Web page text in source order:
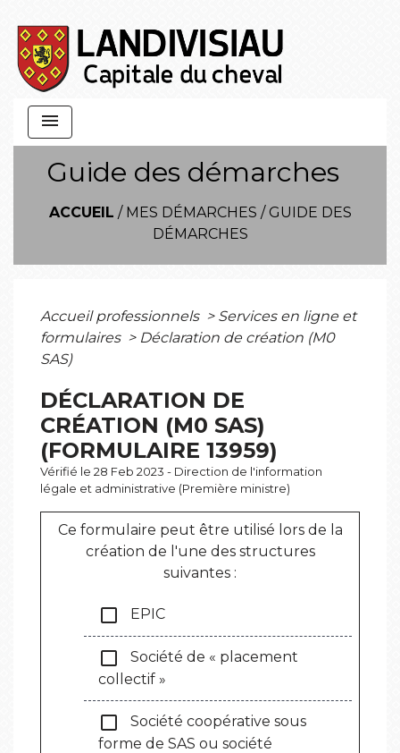
menu
Guide des démarches
ACCUEIL / MES DÉMARCHES / GUIDE DES
DÉMARCHES
Accueil professionnels > Services en ligne et
formulaires > Déclaration de création (M0
SAS)
DÉCLARATION DE
CRÉATION (M0 SAS)
(FORMULAIRE 13959)
Vérifié le 28 Feb 2023 - Direction de l'information
légale et administrative (Première ministre)
Ce formulaire peut être utilisé lors de la
création de l'une des structures
suivantes :
check_box_outline_blank EPIC
check_box_outline_blank
Société de « placement
collectif »
check_box_outline_blank
Société coopérative sous
forme de SAS ou société